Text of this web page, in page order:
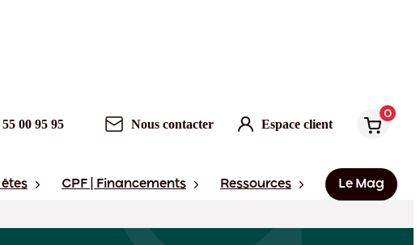
55 00 95 95 Nous contacter Espace client
0
êtes CPF | Financements Ressources Le Mag